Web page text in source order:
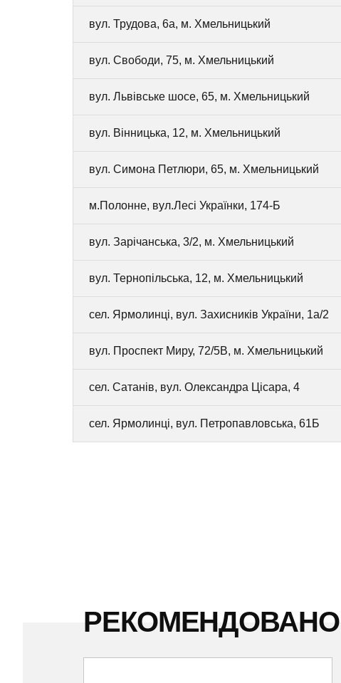
вул. Трудова, 6а, м. Хмельницький
вул. Свободи, 75, м. Хмельницький
вул. Львівське шосе, 65, м. Хмельницький
вул. Вінницька, 12, м. Хмельницький
вул. Симона Петлюри, 65, м. Хмельницький
м.Полонне, вул.Лесі Українки, 174-Б
вул. Зарічанська, 3/2, м. Хмельницький
вул. Тернопільська, 12, м. Хмельницький
сел. Ярмолинці, вул. Захисників України, 1а/2
вул. Проспект Миру, 72/5В, м. Хмельницький
сел. Сатанів, вул. Олександра Цісара, 4
сел. Ярмолинці, вул. Петропавловська, 61Б
РЕКОМЕНДОВАНО